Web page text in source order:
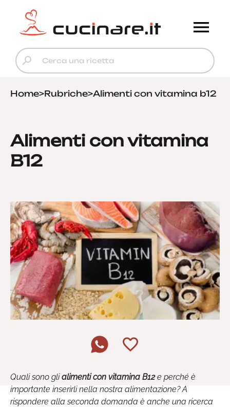
Home>Rubriche>Alimenti con vitamina b12
Alimenti con vitamina
B12
Quali sono glialimenti con vitamina B12e perché è
importante inserirli nella nostra alimentazione? A
rispondere alla seconda domanda è anche una ricerca